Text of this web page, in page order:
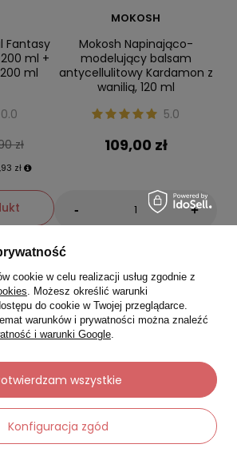
Fantasy
ml +
ml
0.0
zł
zł
MOKOSH
Mokosh Napinająco-
modelujący balsam
antycellulitowy Kardamon z
wanilią, 120 ml
5.0
109,00 zł
- +
Okazja
cookie w celu realizacji usług zgodnie z
. Możesz określić warunki
do cookie w Twojej przeglądarce.
warunków i prywatności można znaleźć
i warunki Google.
Konfiguracja zgód
wszystkie